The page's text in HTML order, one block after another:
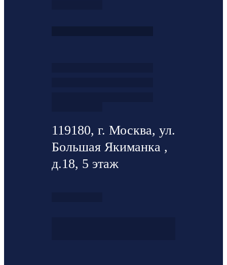
119180, г. Москва, ул.
Большая Якиманка ,
д.18, 5 этаж